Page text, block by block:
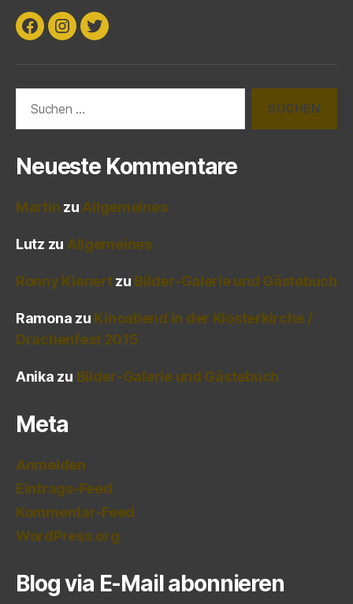
Facebook
Instagram
Twitter
nach:
Neueste Kommentare
Martin zu Allgemeines
Lutz zu Allgemeines
Ronny Kienertzu Bilder-Galerie und Gästebuch
Ramona zu Kinoabend in der Klosterkirche /
Drachenfest 2015
Anika zu Bilder-Galerie und Gästebuch
Meta
Anmelden
Eintrags-Feed
Kommentar-Feed
WordPress.org
Blog via E-Mail abonnieren